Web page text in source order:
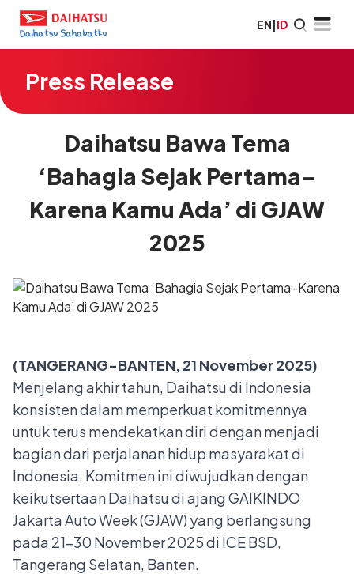
EN|ID
Press Release
Daihatsu Bawa Tema
‘Bahagia Sejak Pertama–
Karena Kamu Ada’ di GJAW
2025
(TANGERANG-BANTEN, 21 November 2025)
Menjelang akhir tahun, Daihatsu di Indonesia
konsisten dalam memperkuat komitmennya
untuk terus mendekatkan diri dengan menjadi
bagian dari perjalanan hidup masyarakat di
Indonesia. Komitmen ini diwujudkan dengan
keikutsertaan Daihatsu di ajang GAIKINDO
Jakarta Auto Week (GJAW) yang berlangsung
pada 21–30 November 2025 di ICE BSD,
Tangerang Selatan, Banten.